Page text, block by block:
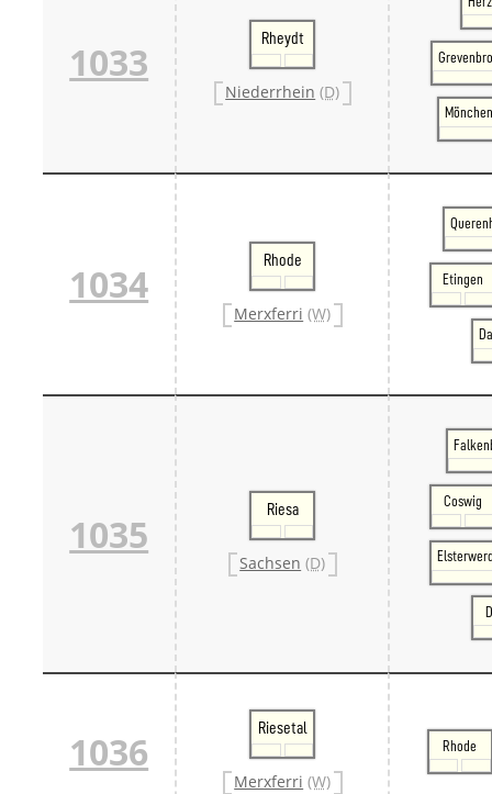
1033
Rheydt
Niederrhein (D)
1034
Rhode
Merxferri (W)
Etingen
1035
Riesa
Sachsen (D)
Coswig
1036
Riesetal
Merxferri (W)
Rhode